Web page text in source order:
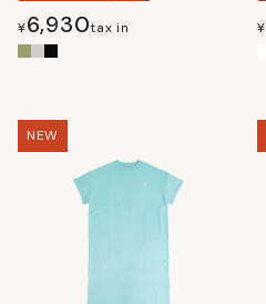
¥6,930tax in ¥
NEW